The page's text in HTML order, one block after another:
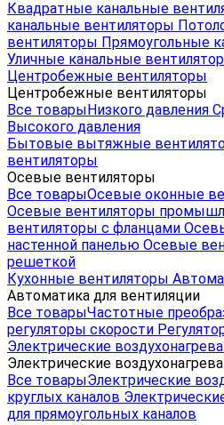
Квадратные канальные
канальные вентиляторы
вентиляторы Прямоугольные
Уличные канальные
Центробежные вентиляторы
Центробежные вентиляторы
Все товарыНизкого давления
Высокого давления
Бытовые вытяжные
вентиляторы
Осевые вентиляторы
Все товарыОсевые оконные
Осевые вентиляторы
вентиляторы с фланцами
настенной панелью Осевые
решеткой
Кухонные вентиляторы
Автоматика для вентиляции
Все товарыЧастотные
регуляторы скорости
Электрические
Электрические
Все товарыЭлектрические
круглых каналов
для прямоугольных каналов